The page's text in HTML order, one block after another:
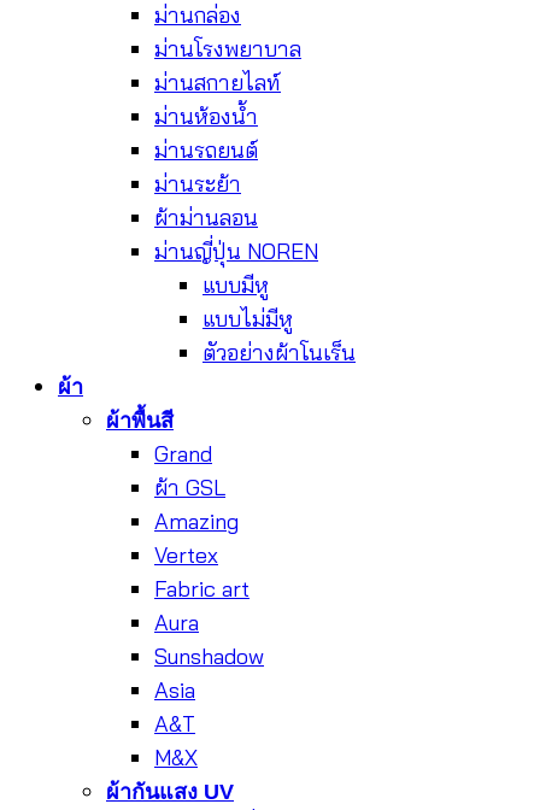
ม่านกล่อง
ม่านโรงพยาบาล
ม่านสกายไลท์
ม่านห้องน้ำ
ม่านรถยนต์
ม่านระย้า
ผ้าม่านลอน
ม่านญี่ปุ่น NOREN
แบบมีหู
แบบไม่มีหู
ตัวอย่างผ้าโนเร็น
ผ้า
ผ้าพื้นสี
Grand
ผ้า GSL
Amazing
Vertex
Fabric art
Aura
Sunshadow
Asia
A&T
M&X
ผ้ากันแสง UV